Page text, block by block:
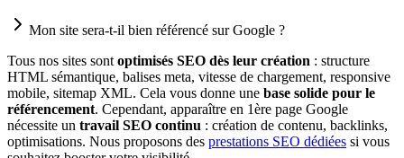
Mon site sera-t-il bien référencé sur Google ?
Tous nos sites sont optimisés SEO dès leur création : structure
HTML sémantique, balises meta, vitesse de chargement, responsive
mobile, sitemap XML. Cela vous donne une base solide pour le
référencement. Cependant, apparaître en 1ère page Google
nécessite un travail SEO continu : création de contenu, backlinks,
optimisations. Nous proposons des prestations SEO dédiées si vous